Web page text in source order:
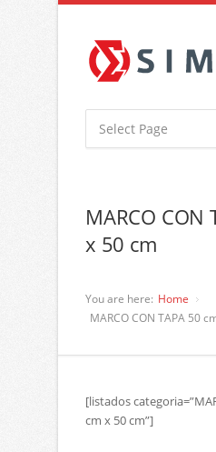
MARCO CON
x 50 cm
You are here: Home
MARCO CON TAPA 50
[listados
cm x 50 cm”]